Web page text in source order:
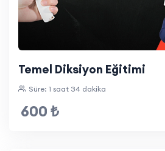
Temel Diksiyon Eğitimi
Süre: 1 saat 34 dakika
600 ₺